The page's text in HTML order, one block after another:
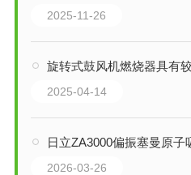
2025-11-26
旋转式鼓风机燃烧器具有
2025-04-14
日立ZA3000偏振塞曼原
2026-03-26